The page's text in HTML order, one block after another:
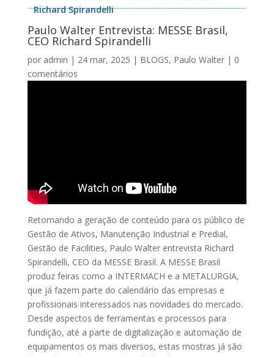
Richard Spirandelli
Paulo Walter Entrevista: MESSE Brasil,
CEO Richard Spirandelli
por admin | 24 mar, 2025 | BLOGS, Paulo Walter| 0
comentários
Retomando a geração de conteúdo para os público de
Gestão de Ativos, Manutenção Industrial e Predial,
Gestão de Facilities, Paulo Walter entrevista Richard
Spirandelli, CEO da MESSE Brasil. A MESSE Brasil
produz feiras como a INTERMACH e a METALURGIA,
que já fazem parte do calendário das empresas e
profissionais interessados nas novidades do mercado.
Desde aspectos de ferramentas e processos para
fundição, até a parte de digitalização e automação de
equipamentos os mais diversos, estas mostras já são